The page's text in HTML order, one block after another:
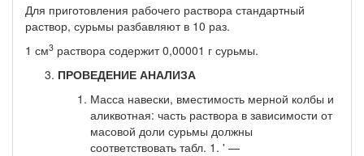
Для приготовления рабочего раствора стандартный
раствор, сурьмы разбавляют в 10 раз.
1 см3 раствора содержит 0,00001 г сурьмы.
ПРОВЕДЕНИЕ АНАЛИЗА
Масса навески, вместимость мерной колбы и
аликвотная: часть раствора в зависимости от
масовой доли сурьмы должны
соответствовать табл. 1. ' —